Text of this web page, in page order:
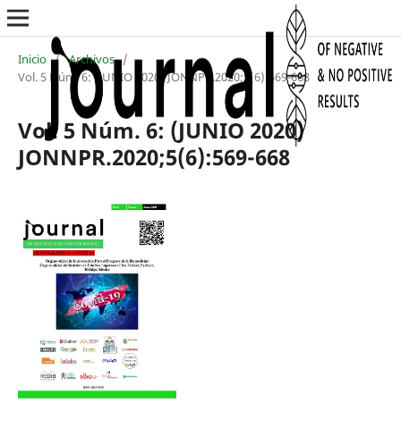
Inicio / Archivos /
Vol. 5 Núm. 6: (JUNIO 2020) JONNPR.2020;5(6):569-668
Vol. 5 Núm. 6: (JUNIO 2020)
JONNPR.2020;5(6):569-668